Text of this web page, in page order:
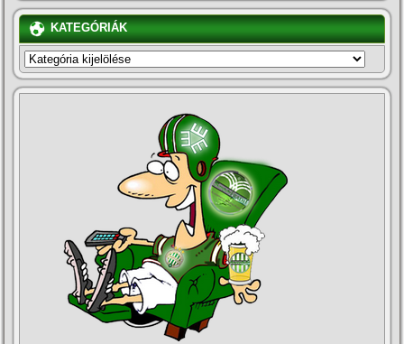
KATEGÓRIÁK
KATEGÓRIÁK